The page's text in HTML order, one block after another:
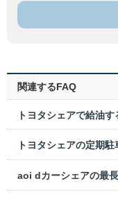
関連するFAQ